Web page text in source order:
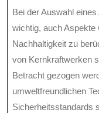
Bei der Auswahl
wichtig, auch Aspekte
Nachhaltigkeit zu
von Kernkraftwerken
Betracht gezogen
umweltfreundlichen
Sicherheitsstandards